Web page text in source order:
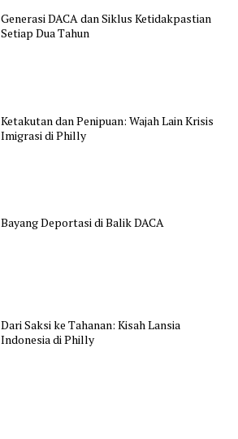
Generasi DACA dan Siklus Ketidakpastian
Setiap Dua Tahun
Ketakutan dan Penipuan: Wajah Lain Krisis
Imigrasi di Philly
Bayang Deportasi di Balik DACA
Dari Saksi ke Tahanan: Kisah Lansia
Indonesia di Philly